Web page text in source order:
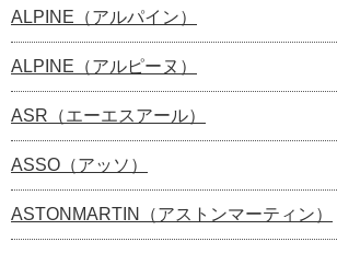
ALPINE（アルパイン）
ALPINE（アルピーヌ）
ASR（エーエスアール）
ASSO（アッソ）
ASTONMARTIN（アストンマーティン）